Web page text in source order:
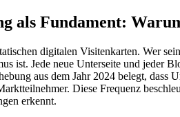
als Fundament:
digitalen Visitenkarten. Wer
ist. Jede neue Unterseite und jeder
aus dem Jahr 2024 belegt, dass
Diese Frequenz
erkennt.